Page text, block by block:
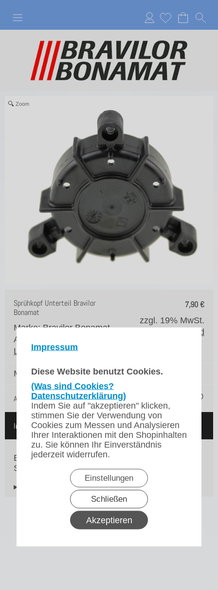
Impressum
Diese Website benutzt Cookies.
(Was sind Cookies?
Datenschutzerklärung)
Indem Sie auf "akzeptieren" klicken,
stimmen Sie der Verwendung von
Cookies zum Messen und Analysieren
Ihrer Interaktionen mit den Shopinhalten
zu. Sie können Ihr Einverständnis
jederzeit widerrufen.
Einstellungen
Schließen
Akzeptieren
Anmelden
Zoom
7,90€
Sprühkopf Unterteil Bravilor
Bonamat
Marke: Bravilor Bonamat
Artikelnr.: 6.201.901.001
Lieferzeit*:3 Werktage
zzgl. 19% MwSt.
zzgl. Versand
Menge:
Auf die Merkliste
In den Warenkorb
Bravilor Bonamat Sprühkopf Unterteil für die
Schnellfilter Serie
▸Widerrufsbelehrung